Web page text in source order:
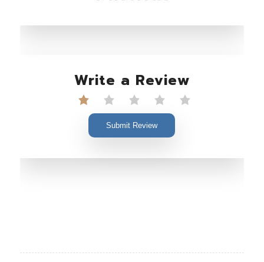
Write a Review
Submit Review